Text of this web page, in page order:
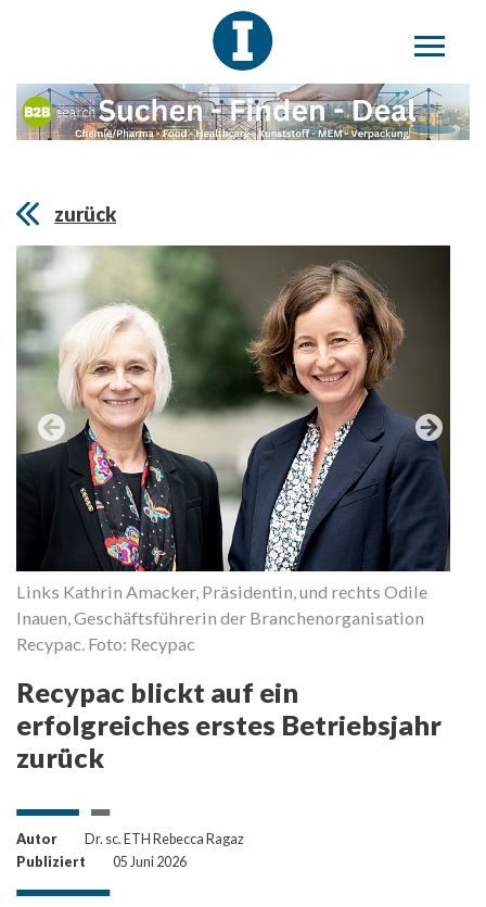
zurück
Links Kathrin Amacker, Präsidentin, und rechts Odile
Inauen, Geschäftsführerin der Branchenorganisation
Recypac. Foto: Recypac
Recypac blickt auf ein
erfolgreiches erstes Betriebsjahr
zurück
Autor
Dr. sc. ETH Rebecca Ragaz
Publiziert
05 Juni 2026